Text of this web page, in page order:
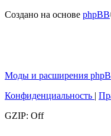
Создано на основе phpBB
Моды и расширения
Конфиденциальность |
GZIP: Off